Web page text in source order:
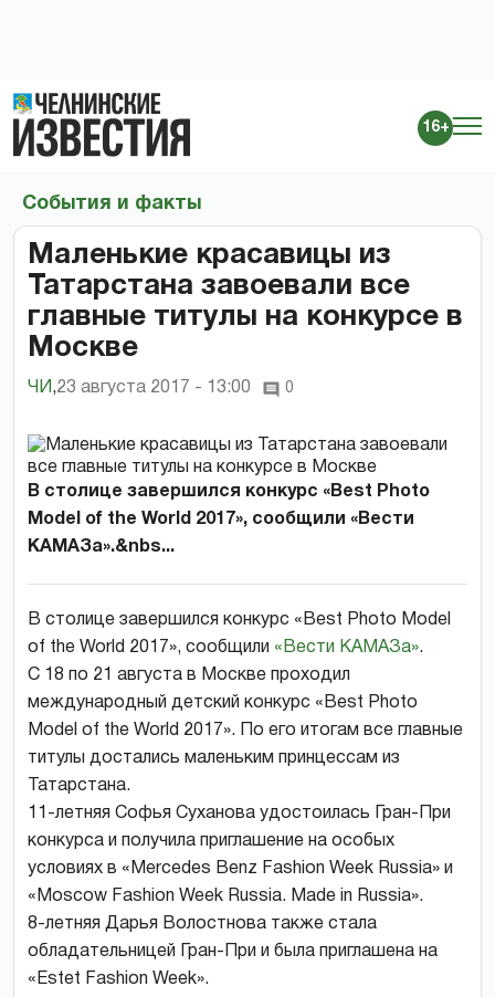
16+
События и факты
Маленькие красавицы из
Татарстана завоевали все
главные титулы на конкурсе в
Москве
ЧИ ,23 августа 2017 - 13:00 0
В столице завершился конкурс «Best Photo
Model of the World 2017», сообщили «Вести
КАМАЗа».&nbs...
В столице завершился конкурс «Best Photo Model
of the World 2017», сообщили «Вести КАМАЗа».
С 18 по 21 августа в Москве проходил
международный детский конкурс «Best Photo
Model of the World 2017». По его итогам все главные
титулы достались маленьким принцессам из
Татарстана.
11-летняя Софья Суханова удостоилась Гран-При
конкурса и получила приглашение на особых
условиях в «Mercedes Benz Fashion Week Russia» и
«Moscow Fashion Week Russia. Made in Russia».
8-летняя Дарья Волостнова также стала
обладательницей Гран-При и была приглашена на
«Estet Fashion Week».